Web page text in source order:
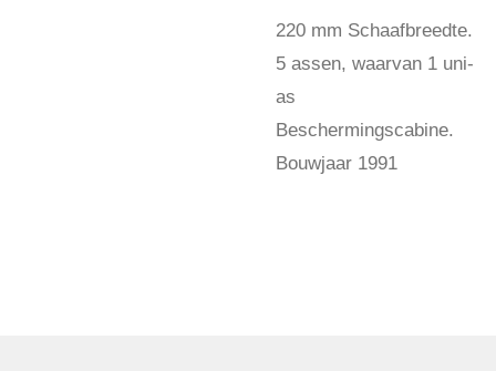
220 mm Schaafbreedte.
5 assen, waarvan 1 uni-
as
Beschermingscabine.
Bouwjaar 1991